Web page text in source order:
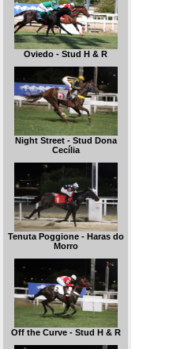
Oviedo - Stud H & R
Night Street - Stud Dona
Cecília
Tenuta Poggione - Haras do
Morro
Off the Curve - Stud H & R